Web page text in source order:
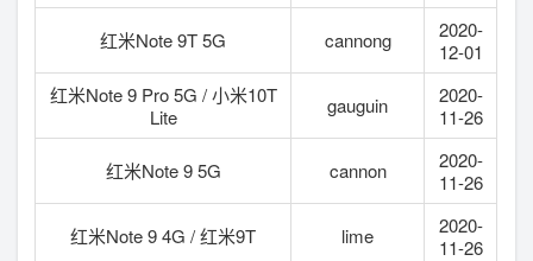
红米Note 9T 5G cannong
2020-
12-01
红米Note 9 Pro 5G / 小米10T
Lite
gauguin
2020-
11-26
红米Note 9 5G cannon
2020-
11-26
红米Note 9 4G / 红米9T lime
2020-
11-26